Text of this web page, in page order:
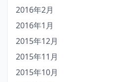
2016年2月
2016年1月
2015年12月
2015年11月
2015年10月